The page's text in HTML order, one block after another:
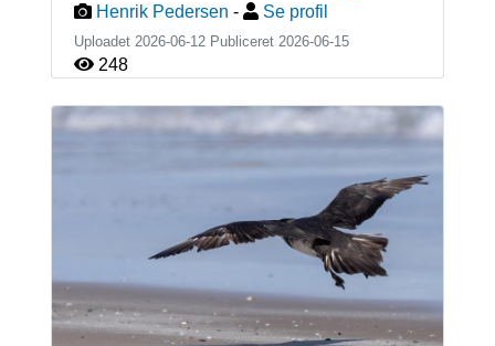
Henrik Pedersen - Se profil
Uploadet 2026-06-12 Publiceret 2026-06-15
248